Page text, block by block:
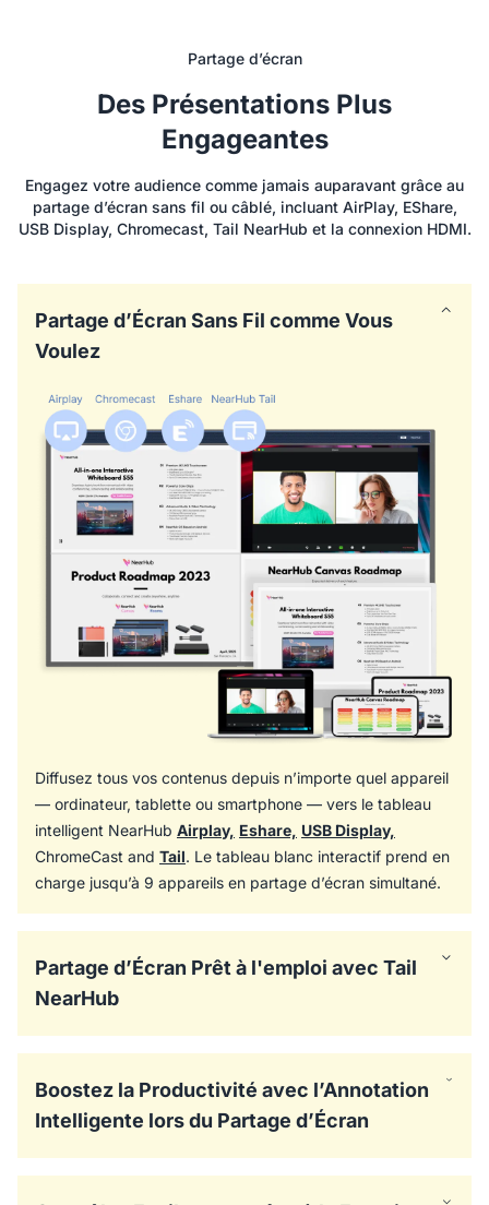
Partage d’écran
Des Présentations Plus
Engageantes
Engagez votre audience comme jamais auparavant grâce au
partage d’écran sans fil ou câblé, incluant AirPlay, EShare,
USB Display, Chromecast, Tail NearHub et la connexion HDMI.
Partage d’Écran Sans Fil comme Vous
Voulez
Diffusez tous vos contenus depuis n’importe quel appareil
— ordinateur, tablette ou smartphone — vers le tableau
intelligent NearHub Airplay, Eshare, USB Display,
ChromeCast and Tail. Le tableau blanc interactif prend en
charge jusqu’à 9 appareils en partage d’écran simultané.
Partage d’Écran Prêt à l'emploi avec Tail
NearHub
Grâce au Tail NearHub, notre adaptateur spécialement
conçu pour le tableau blanc numérique, vous pouvez
lancer vos présentations en quelques secondes. Profitez
d’une connexion sans fil stable et à faible latence, même
dans les environnements sans Wi-Fi.
Boostez la Productivité avec l’Annotation
Intelligente lors du Partage d’Écran
Annotez facilement et directement sur l’écran partagé,